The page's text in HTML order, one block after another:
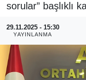
sorular” başlıklı
29.11.2025 - 15:30
YAYINLANMA